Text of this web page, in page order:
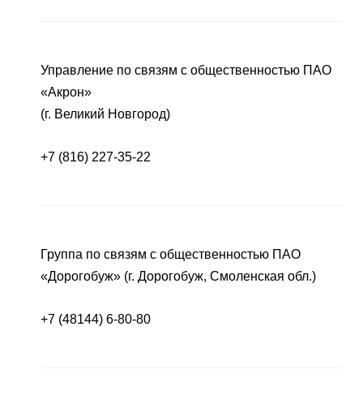
Управление по связям с общественностью ПАО
«Акрон»
(г. Великий Новгород)
+7 (816) 227-35-22
Группа по связям с общественностью ПАО
«Дорогобуж» (г. Дорогобуж, Смоленская обл.)
+7 (48144) 6-80-80